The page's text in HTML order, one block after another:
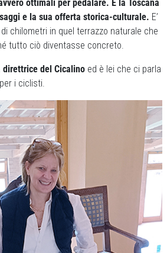
ottimali per pedalare. E la Toscana
e la sua offerta storica-culturale. E’
chilometri in quel terrazzo naturale che
tutto ciò diventasse concreto.
direttrice del Cicalino ed è lei che ci parla
i ciclisti.